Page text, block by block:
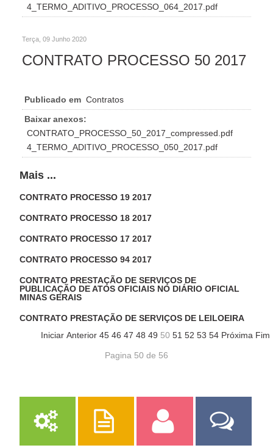
4_TERMO_ADITIVO_PROCESSO_064_2017.pdf
Terça, 09 Junho 2020
CONTRATO PROCESSO 50 2017
Publicado em Contratos
Baixar anexos:
CONTRATO_PROCESSO_50_2017_compressed.pdf
4_TERMO_ADITIVO_PROCESSO_050_2017.pdf
Mais ...
CONTRATO PROCESSO 19 2017
CONTRATO PROCESSO 18 2017
CONTRATO PROCESSO 17 2017
CONTRATO PROCESSO 94 2017
CONTRATO PRESTAÇÃO DE SERVIÇOS DE
PUBLICAÇÃO DE ATOS OFICIAIS NO DIÁRIO OFICIAL
MINAS GERAIS
CONTRATO PRESTAÇÃO DE SERVIÇOS DE LEILOEIRA
Iniciar Anterior 45 46 47 48 49 50 51 52 53 54 Próxima Fim
Pagina 50 de 56